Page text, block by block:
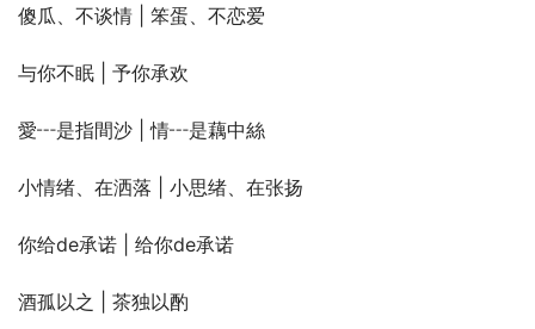
傻瓜、不谈情 | 笨蛋、不恋爱
与你不眠 | 予你承欢
愛┅是指間沙 | 情┅是藕中絲
小情绪、在洒落 | 小思绪、在张扬
你给de承诺 | 给你de承诺
酒孤以之 | 茶独以酌